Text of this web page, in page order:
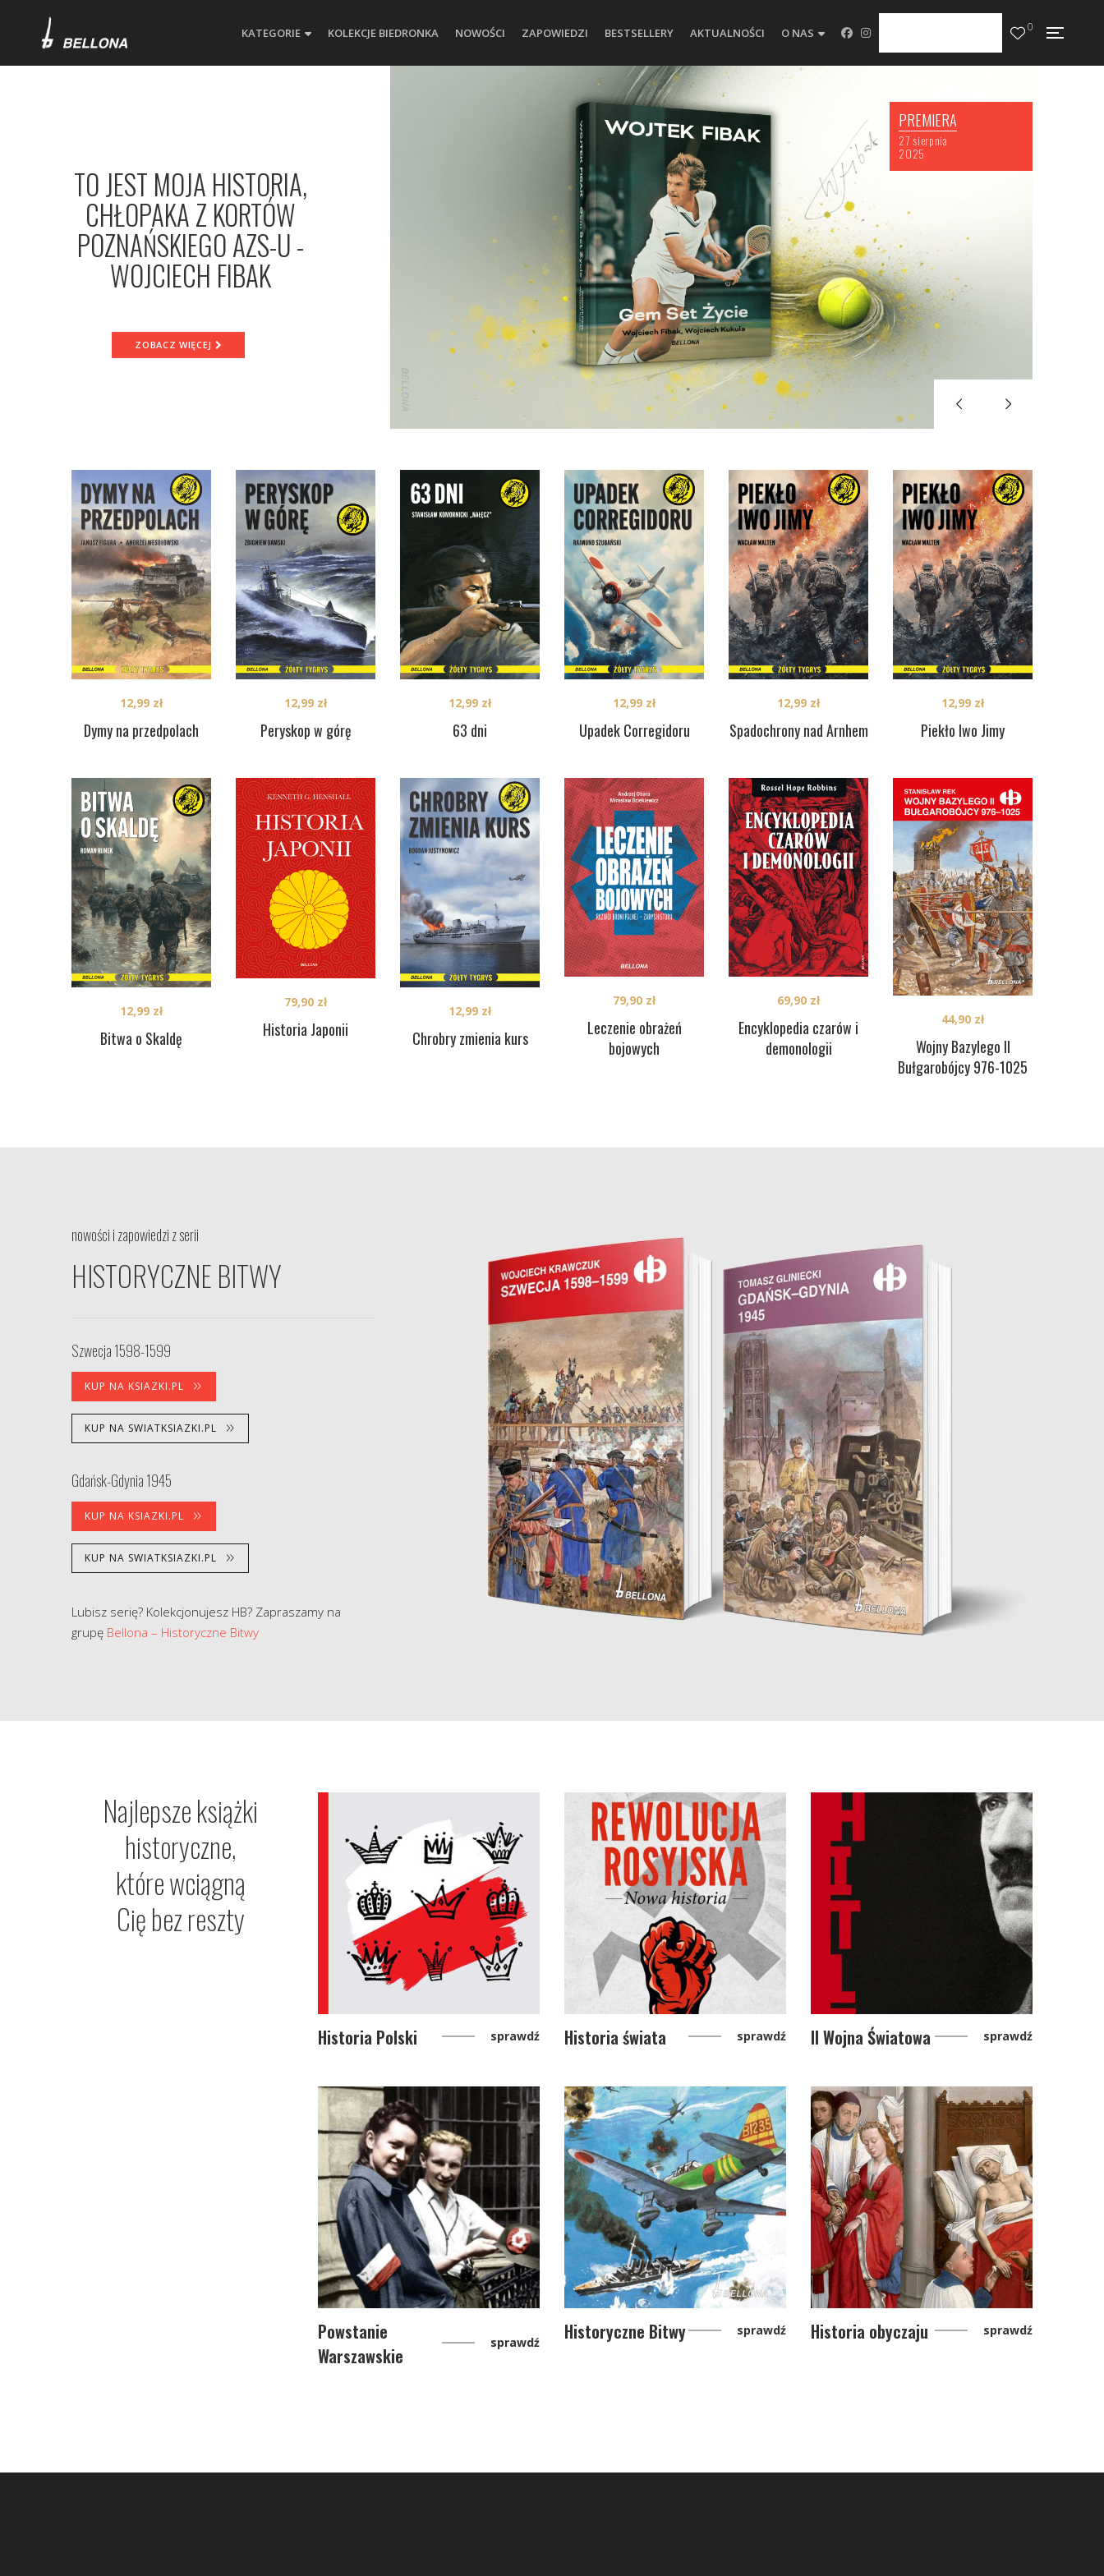
Wydawnictwo
KATEGORIE KOLEKCJE BIEDRONKA NOWOŚCI ZAPOWIEDZI BESTSELLERY AKTUALNOŚCI O NAS 0
TO JEST MOJA HISTORIA,
CHŁOPAKA Z KORTÓW
POZNAŃSKIEGO AZS-U -
WOJCIECH FIBAK
ZOBACZ WIĘCEJ
PREMIERA
27 sierpnia
2025
Dymy na przedpolach
12,99 zł
Peryskop w górę
12,99 zł
63 dni
12,99 zł
Upadek Corregidoru
12,99 zł
Spadochrony nad Arnhem
12,99 zł
Piekło Iwo Jimy
12,99 zł
Bitwa o Skaldę
12,99 zł
Historia Japonii
79,90 zł
Chrobry zmienia kurs
12,99 zł
Leczenie obrażeń
bojowych
79,90 zł
Encyklopedia czarów i
demonologii
69,90 zł
Wojny Bazylego II
Bułgarobójcy 976-1025
44,90 zł
nowości i zapowiedzi z serii
HISTORYCZNE BITWY
Szwecja 1598-1599
KUP NA KSIAZKI.PL
KUP NA SWIATKSIAZKI.PL
Gdańsk-Gdynia 1945
KUP NA KSIAZKI.PL
KUP NA SWIATKSIAZKI.PL
Lubisz serię? Kolekcjonujesz HB? Zapraszamy na
grupę Bellona – Historyczne Bitwy
Najlepsze książki
historyczne,
które wciągną
Cię bez reszty
Historia Polski sprawdź
Powstanie
Warszawskie
sprawdź
Historia świata sprawdź
Historyczne Bitwy sprawdź
II Wojna Światowa sprawdź
Historia obyczaju sprawdź